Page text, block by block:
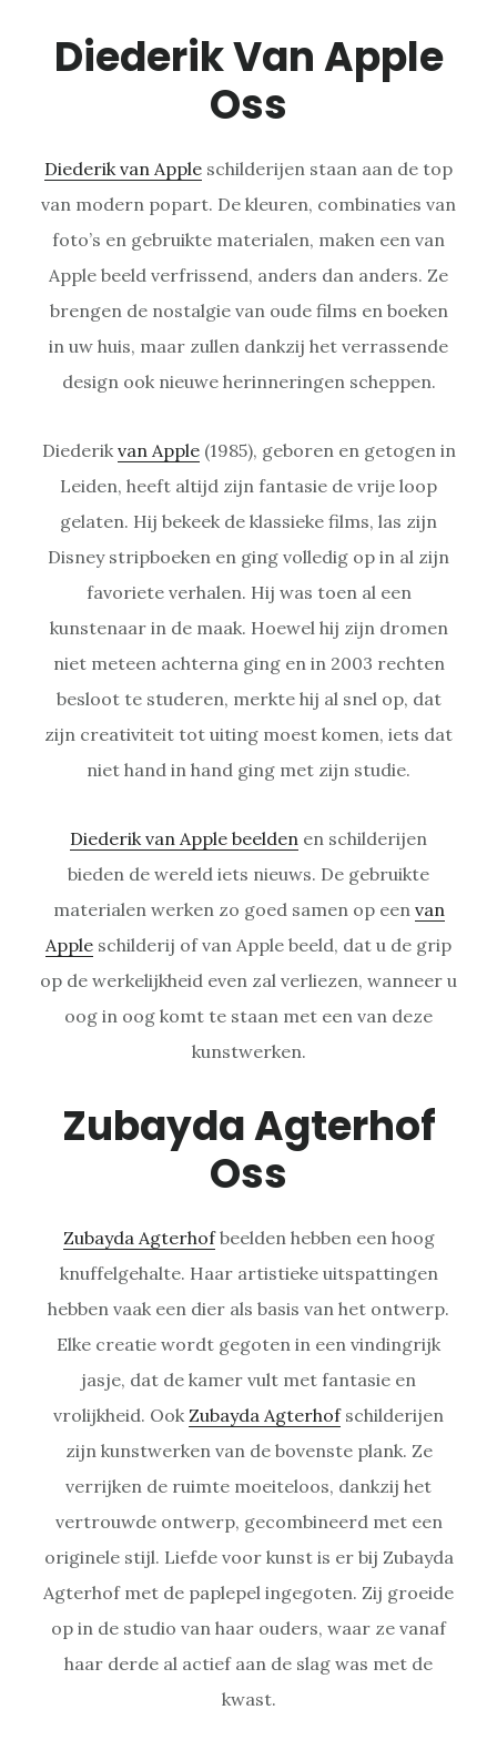
Diederik Van Apple
Oss
Diederik van Apple schilderijen staan aan de top
van modern popart. De kleuren, combinaties van
foto’s en gebruikte materialen, maken een van
Apple beeld verfrissend, anders dan anders. Ze
brengen de nostalgie van oude films en boeken
in uw huis, maar zullen dankzij het verrassende
design ook nieuwe herinneringen scheppen.
Diederik van Apple(1985), geboren en getogen in
Leiden, heeft altijd zijn fantasie de vrije loop
gelaten. Hij bekeek de klassieke films, las zijn
Disney stripboeken en ging volledig op in al zijn
favoriete verhalen. Hij was toen al een
kunstenaar in de maak. Hoewel hij zijn dromen
niet meteen achterna ging en in 2003 rechten
besloot te studeren, merkte hij al snel op, dat
zijn creativiteit tot uiting moest komen, iets dat
niet hand in hand ging met zijn studie.
Diederik van Apple beelden en schilderijen
bieden de wereld iets nieuws. De gebruikte
materialen werken zo goed samen op een van
Apple schilderij of van Apple beeld, dat u de grip
op de werkelijkheid even zal verliezen, wanneer u
oog in oog komt te staan met een van deze
kunstwerken.
Zubayda Agterhof
Oss
Zubayda Agterhofbeelden hebben een hoog
knuffelgehalte. Haar artistieke uitspattingen
hebben vaak een dier als basis van het ontwerp.
Elke creatie wordt gegoten in een vindingrijk
jasje, dat de kamer vult met fantasie en
vrolijkheid. Ook Zubayda Agterhofschilderijen
zijn kunstwerken van de bovenste plank. Ze
verrijken de ruimte moeiteloos, dankzij het
vertrouwde ontwerp, gecombineerd met een
originele stijl. Liefde voor kunst is er bij Zubayda
Agterhof met de paplepel ingegoten. Zij groeide
op in de studio van haar ouders, waar ze vanaf
haar derde al actief aan de slag was met de
kwast.